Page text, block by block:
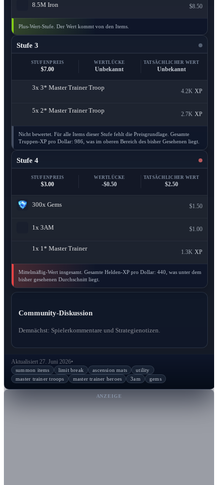
8.5M Iron $8.50
Plus-Wert-Stufe. Der Wert kommt von den Items.
Stufe 3
STUFENPREIS
$7.00
WERTLÜCKE
Unbekannt
TATSÄCHLICHER WERT
Unbekannt
3x 3* Master Trainer Troop
4.2K XP
5x 2* Master Trainer Troop
2.7K XP
Nicht bewertet. Für alle Items dieser Stufe fehlt die Preisgrundlage. Gesamte
Truppen-XP pro Dollar: 986, was im oberen Bereich des bisher Gesehenen liegt.
Stufe 4
STUFENPREIS
$3.00
WERTLÜCKE
-$0.50
TATSÄCHLICHER WERT
$2.50
300x Gems $1.50
1x 3AM $1.00
1x 1* Master Trainer
1.3K XP
Mittelmäßig-Wert insgesamt. Gesamte Helden-XP pro Dollar: 440, was unter dem
bisher gesehenen Durchschnitt liegt.
Community-Diskussion
Demnächst: Spielerkommentare und Strategienotizen.
Aktualisiert 27. Juni 2026•
summon items limit break ascension mats
utility
master trainer troops
master trainer heroes 3am gems
ANZEIGE